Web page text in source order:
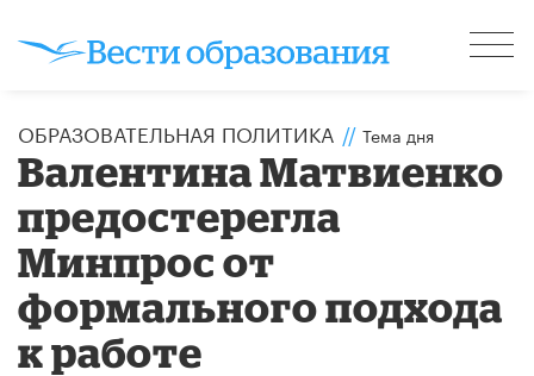
ОБРАЗОВАТЕЛЬНАЯ ПОЛИТИКА // Тема дня
Валентина Матвиенко
предостерегла
Минпрос от
формального подхода
к работе